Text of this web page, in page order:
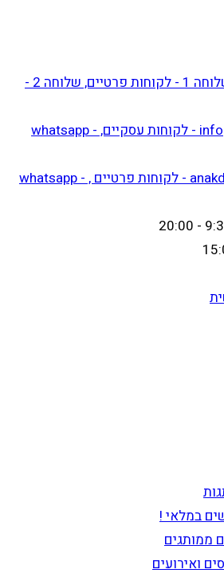
077-4490052 שלוחה 1 - לקוחות פרטיים, שלוחה 2 -
info@anakdeal.com - לקוחות עסקיים, whatsapp -
anakdeal@gmail.com - לקוחות פרטיים , whatsapp -
במלאי !
ממותגים
ואירועים